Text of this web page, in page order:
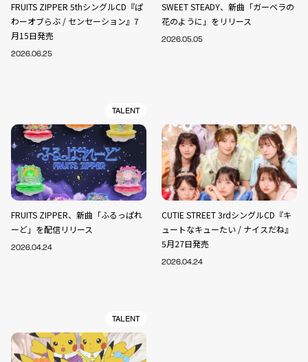
FRUITS ZIPPER 5thシングルCD『ぱ
わーオブらぶ / センセーション』7
月15日発売
2026.06.25
SWEET STEADY、新曲「ガーベラの
花のように」をリリース
2026.05.05
TALENT
FRUITS ZIPPER、新曲「ふるっぱれ
ーど」を配信リリース
2026.04.24
CUTIE STREET 3rdシングルCD『キ
ュートなキューたい / ナイスだね』
5月27日発売
2026.04.24
TALENT